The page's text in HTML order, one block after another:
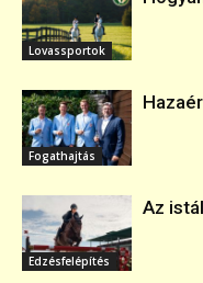
Lovassportok
Fogathajtás
Edzésfelépítés
Az